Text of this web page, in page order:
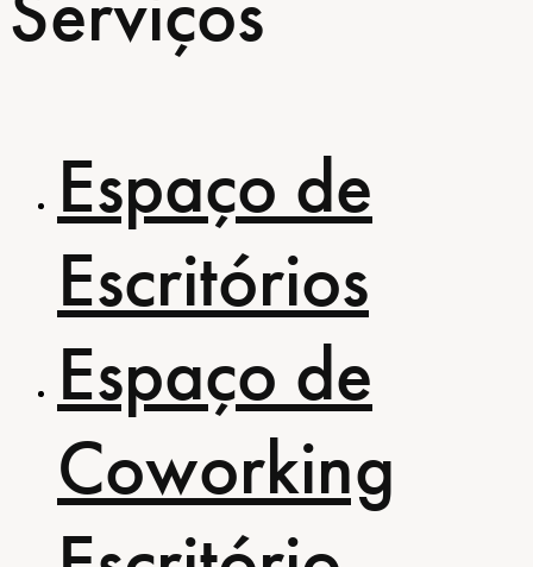
Espaço de
Escritórios
Espaço de
Coworking